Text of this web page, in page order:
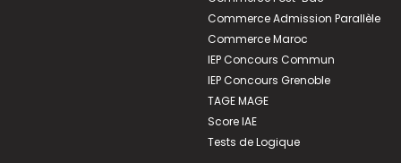
Commerce Admission Parallèle
Commerce Maroc
IEP Concours Commun
IEP Concours Grenoble
TAGE MAGE
Score IAE
Tests de Logique